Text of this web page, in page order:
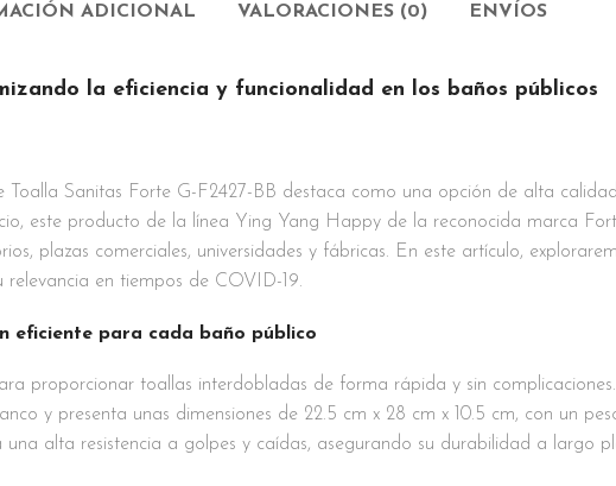
ADICIONAL VALORACIONES (0) ENVÍOS
la eficiencia y funcionalidad en los baños públicos
Sanitas Forte G-F2427-BB destaca como una opción de alta
este producto de la línea Ying Yang Happy de la reconocida marca
plazas comerciales, universidades y fábricas. En este artículo,
relevancia en tiempos de COVID-19.
eficiente para cada baño público
proporcionar toallas interdobladas de forma rápida y sin
y presenta unas dimensiones de 22.5 cm x 28 cm x 10.5 cm, con un
alta resistencia a golpes y caídas, asegurando su durabilidad a largo